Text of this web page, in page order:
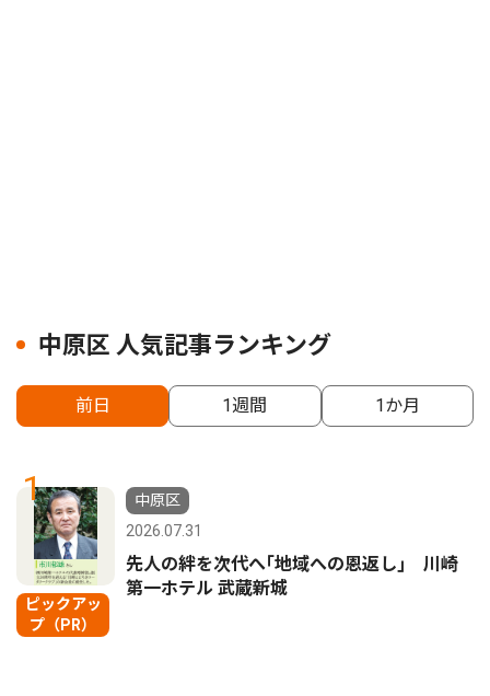
中原区 人気記事ランキング
前日 1週間 1か月
1
ピックアッ
プ（PR）
中原区
2026.07.31
先人の絆を次代へ｢地域への恩返し｣ 川崎
第一ホテル 武蔵新城